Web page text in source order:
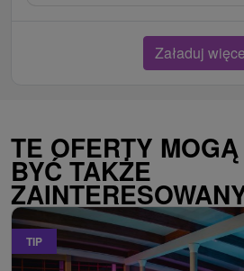
Załaduj
TE OFERTY
BYĆ TAKŻE
TIP